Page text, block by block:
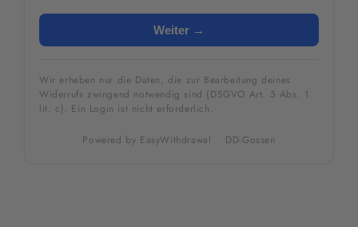
Weiter →
Wir erheben nur die Daten, die zur Bearbeitung deines
Widerrufs zwingend notwendig sind (DSGVO Art. 5 Abs. 1
lit. c). Ein Login ist nicht erforderlich.
Powered by EasyWithdrawal DD-Gossen